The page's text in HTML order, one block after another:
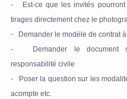
-   Est-ce que les invités pourront
tirages directement chez le
-   Demander le modèle de contrat
-   Demander le document
responsabilité civile
-   Poser la question sur les
acompte etc.